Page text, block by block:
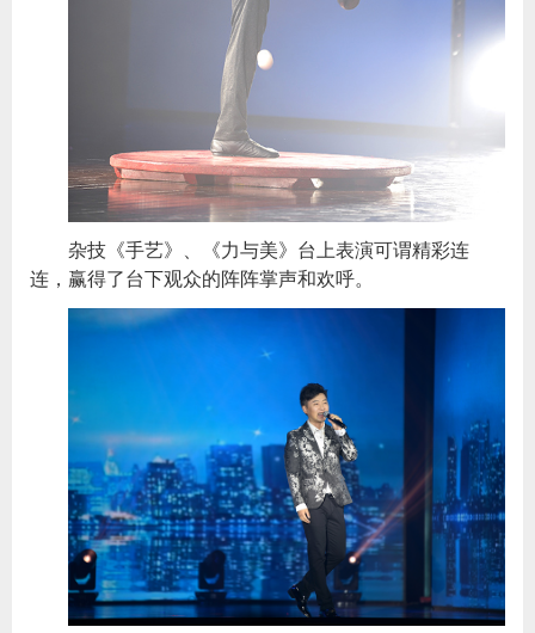
杂技《手艺》、《力与美》台上表演可谓精彩连
连，赢得了台下观众的阵阵掌声和欢呼。